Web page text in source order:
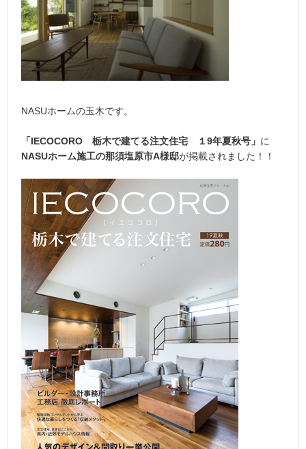
NASUホームの玉木です。
「IECOCORO 栃木で建てる注文住宅 １9年夏秋号」 に
NASUホーム施工の那須塩原市A様邸が掲載されました！！